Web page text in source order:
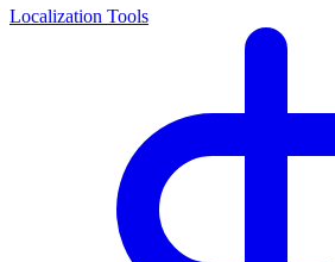
Localization Tools